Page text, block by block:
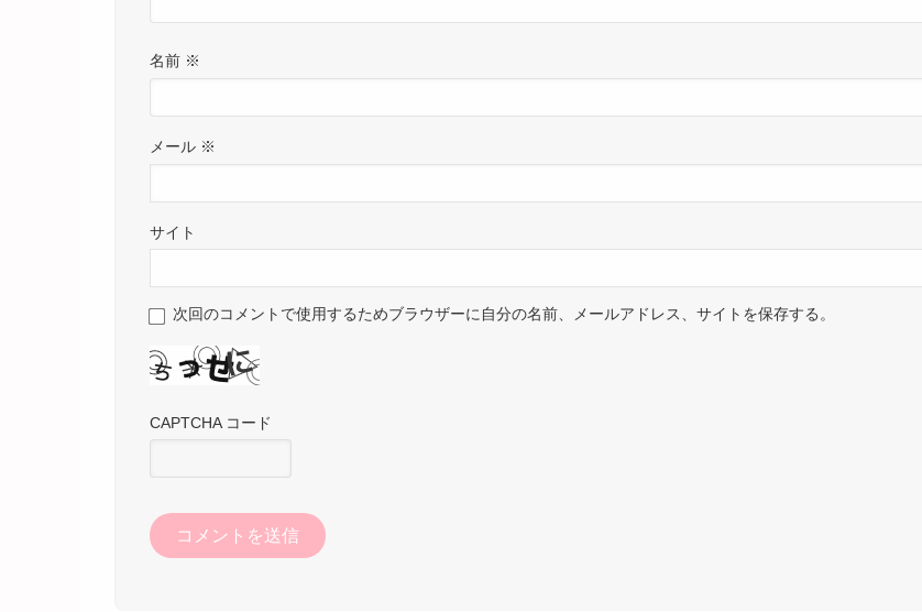
名前 ※
メール ※
サイト
次回のコメントで使用するためブラウザーに自分の名前、メールアドレス、サイトを保存する。
CAPTCHA コード